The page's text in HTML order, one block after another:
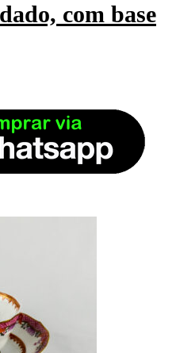
com base